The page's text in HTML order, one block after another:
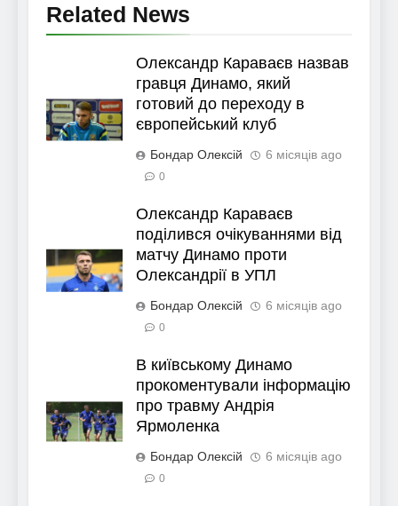
Related News
Олександр Караваєв назвав
гравця Динамо, який
готовий до переходу в
європейський клуб
Бондар Олексій 6 місяців ago
0
Олександр Караваєв
поділився очікуваннями від
матчу Динамо проти
Олександрії в УПЛ
Бондар Олексій 6 місяців ago
0
В київському Динамо
прокоментували інформацію
про травму Андрія
Ярмоленка
Бондар Олексій 6 місяців ago
0